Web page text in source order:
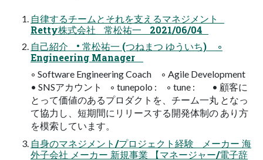
自律するチームとそれを支えるマネジメント
Retty株式会社 常松祐一 2021/06/04
自己紹介 • 常松祐一 (つねまつ ゆういち) ◦
Engineering Manager
◦ Software Engineering Coach ◦ Agile Development
• SNSアカウント ◦ tunepolo : ◦ tune : • 顧客に
とって価値のあるプロダクトを、チーム一丸 となっ
て協力し、短期間にリリースする開発体制の あり方
を模索しています。
自身のマネジメント/プロジェクト経験 メーカー 海
外子会社 メーカー 新規事業 【マネージャー/電子辞